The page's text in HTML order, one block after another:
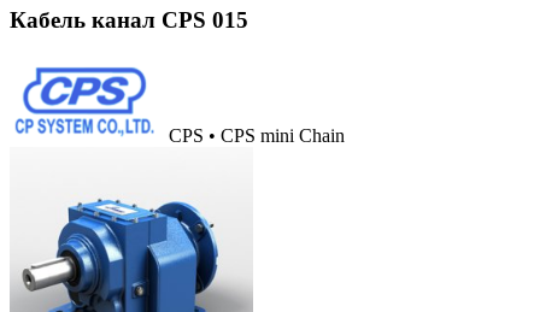
Кабель канал CPS 015
CPS • CPS mini Chain